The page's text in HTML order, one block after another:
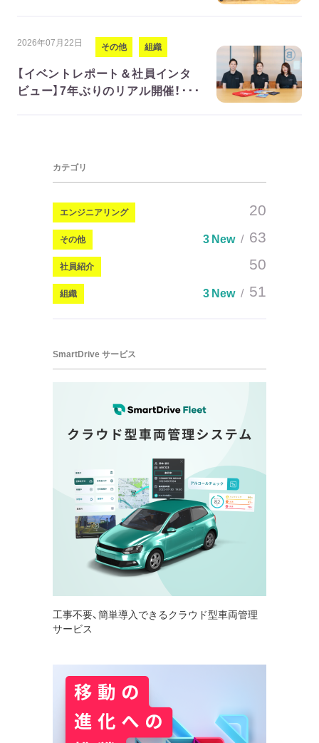
2026年07月22日 その他 組織
【イベントレポート＆社員インタ
ビュー】7年ぶりのリアル開催！･･･
カテゴリ
エンジニアリング 20
その他 3 New 63
社員紹介 50
組織 3 New 51
SmartDrive サービス
工事不要、簡単導入できるクラウド型車両管理
サービス